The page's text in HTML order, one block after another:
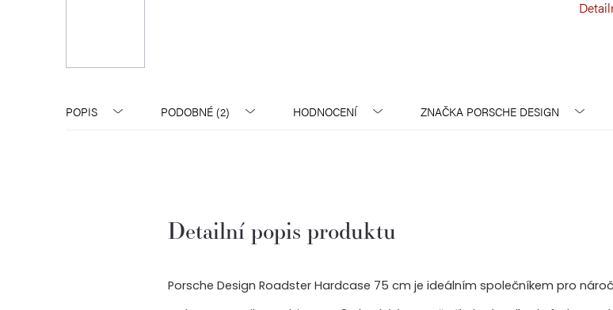
POPIS PODOBNÉ (2) HODNOCENÍ ZNAČKA PORSCHE DESIGN
Detailní popis produktu
Porsche Design Roadster Hardcase 75 cm je ideálním společníkem pro